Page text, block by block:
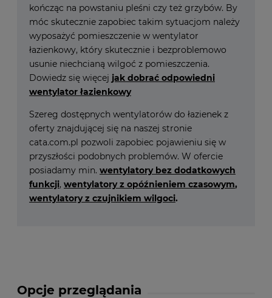
Opcje przeglądania
kończąc na powstaniu pleśni czy też grzybów. By
móc skutecznie zapobiec takim sytuacjom należy
wyposażyć pomieszczenie w wentylator
łazienkowy, który skutecznie i bezproblemowo
usunie niechcianą wilgoć z pomieszczenia.
Dowiedz się więcej jak dobrać odpowiedni
wentylator łazienkowy
Szereg dostępnych wentylatorów do łazienek z
oferty znajdującej się na naszej stronie
cata.com.pl pozwoli zapobiec pojawieniu się w
przyszłości podobnych problemów. W ofercie
posiadamy min. wentylatory bez dodatkowych
funkcji, wentylatory z opóźnieniem czasowym,
wentylatory z czujnikiem wilgoci.